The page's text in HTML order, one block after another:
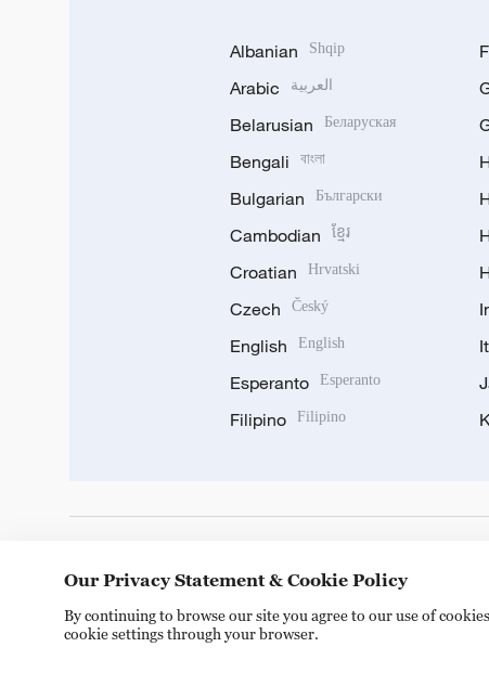
Albanian Shqip
Arabic العربية
Belarusian Беларуская
Bengali বাংলা
Bulgarian Български
Cambodian ខ្មែរ
Croatian Hrvatski
Czech Český
English English
Esperanto Esperanto
Filipino Filipino
Our Privacy Statement & Cookie Policy
By continuing to browse our site you agree to our use of
cookie settings through your browser.